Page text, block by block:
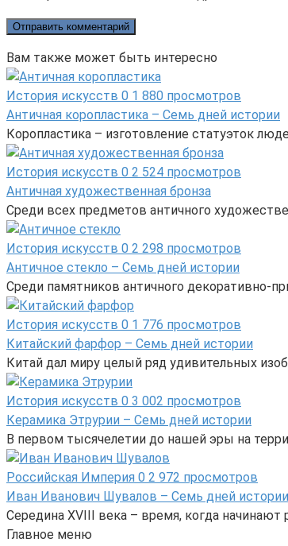
Вам также может быть интересно
История искусств 0 1 880 просмотров
Античная коропластика – Семь дней истории
Коропластика – изготовление статуэток
История искусств 0 2 524 просмотров
Античная художественная бронза
Среди всех предметов античного
История искусств 0 2 298 просмотров
Античное стекло – Семь дней истории
Среди памятников античного декоративно-
История искусств 0 1 776 просмотров
Китайский фарфор – Семь дней истории
Китай дал миру целый ряд удивительных
История искусств 0 3 002 просмотров
Керамика Этрурии – Семь дней истории
В первом тысячелетии до нашей эры на
Российская Империя 0 2 972 просмотров
Иван Иванович Шувалов – Семь дней истории
Середина XVIII века – время, когда
Главное меню